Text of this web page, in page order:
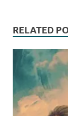
RELATED